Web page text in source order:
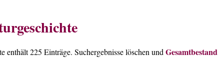
enthält 225 Einträge. Suchergebnisse löschen und Gesamtbestand